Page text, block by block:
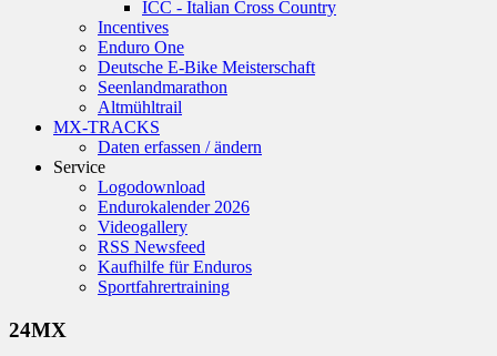
ICC - Italian Cross Country
Incentives
Enduro One
Deutsche E-Bike Meisterschaft
Seenlandmarathon
Altmühltrail
MX-TRACKS
Daten erfassen / ändern
Service
Logodownload
Endurokalender 2026
Videogallery
RSS Newsfeed
Kaufhilfe für Enduros
Sportfahrertraining
24MX